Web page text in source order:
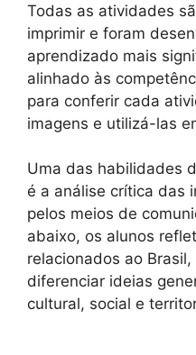
Todas as atividades
imprimir e foram
aprendizado mais
alinhado às
para conferir cada
imagens e utilizá-las
Uma das habilidades
é a análise crítica das
pelos meios de
abaixo, os alunos
relacionados ao
diferenciar ideias
cultural, social e